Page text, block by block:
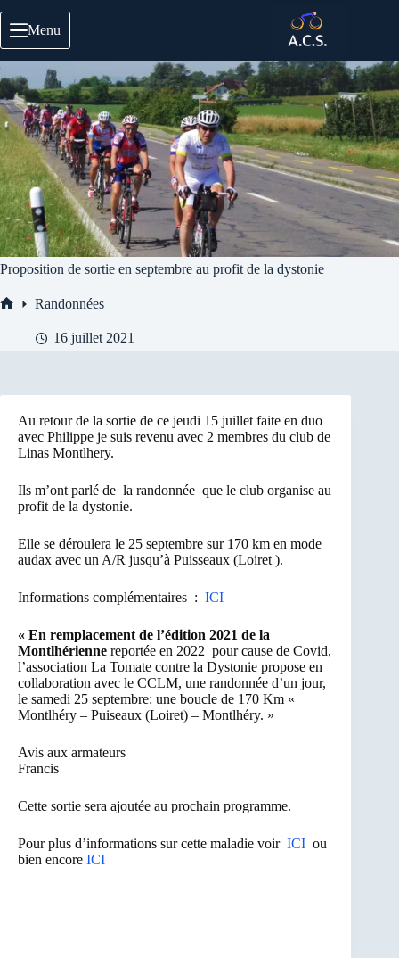
au
contenu
Menu
Proposition de sortie en septembre au profit de la dystonie
Randonnées
16 juillet 2021
Au retour de la sortie de ce jeudi 15 juillet faite en duo
avec Philippe je suis revenu avec 2 membres du club de
Linas Montlhery.
Ils m’ont parlé de la randonnée que le club organise au
profit de la dystonie.
Elle se déroulera le 25 septembre sur 170 km en mode
audax avec un A/R jusqu’à Puisseaux (Loiret ).
Informations complémentaires : ICI
« En remplacement de l’édition 2021 de la
Montlhérienne reportée en 2022 pour cause de Covid,
l’association La Tomate contre la Dystonie propose en
collaboration avec le CCLM, une randonnée d’un jour,
le samedi 25 septembre: une boucle de 170 Km «
Montlhéry – Puiseaux (Loiret) – Montlhéry. »
Avis aux armateurs
Francis
Cette sortie sera ajoutée au prochain programme.
Pour plus d’informations sur cette maladie voir ICI ou
bien encore ICI